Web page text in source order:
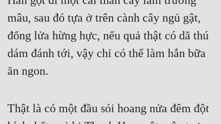
mâu, sau đó tựa ở trên cành cây ngủ gật,
đống lửa hừng hực, nếu quả thật có dã thú
dám đánh tới, vậy chỉ có thể làm hắn bữa
ăn ngon.
Thật là có một đầu sói hoang nửa đêm đột